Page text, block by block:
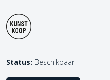
Status: Beschikbaar